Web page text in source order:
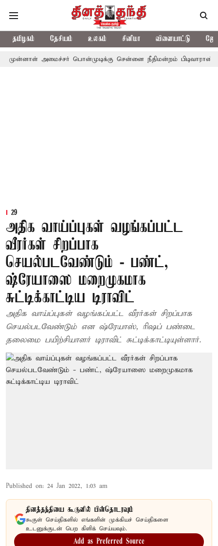
தமிழகம் தேசியம் உலகம் சினிமா விளையாட்டு
பொன்முடிக்கு சென்னை நீதிமன்றம் பிடிவாராண்ட்
29
அதிக வாய்ப்புகள் வழங்கப்பட்ட
வீரர்கள் சிறப்பாக
செயல்படவேண்டும் - பண்ட்,
ஷ்ரேயாஸை மறைமுகமாக
சுட்டிக்காட்டிய டிராவிட்
அதிக வாய்ப்புகள் வழங்கப்பட்ட வீரர்கள் சிறப்பாக
செயல்படவேண்டும் என ஷ்ரேயாஸ், ரிஷப் பண்டை
தலைமை பயிற்சியாளர் டிராவிட் சுட்டிக்காட்டியுள்ளார்.
Published on: 24 Jan 2022, 1:03 am
தினத்தந்தியை கூகுளில் பின்தொடரவும்
கூகுள் செய்திகளில் எங்களின் முக்கியச் செய்திகளை
உடனுக்குடன் பெற கிளிக் செய்யவும்.
Add as Preferred Source